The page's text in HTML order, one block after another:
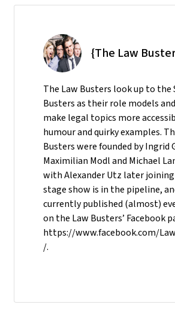
{The Law
The Law Busters look up to the
Busters as their role models
make legal topics more
humour and quirky examples.
Busters were founded by Ingrid
Maximilian Modl and Michael
with Alexander Utz later
stage show is in the pipeline,
currently published (almost)
on the Law Busters’ Facebook
https://www.facebook.com/
/.